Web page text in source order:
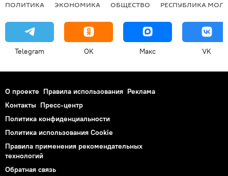
ПОЛИТИКА ЭКОНОМИКА ОБЩЕСТВО РЕСПУБЛИКА
Telegram OK Макс VK
О проекте Правила использования Реклама
Контакты Пресс-центр
Политика конфиденциальности
Политика использования Cookie
Правила применения рекомендательных
технологий
Обратная связь